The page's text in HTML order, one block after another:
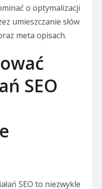
o optymalizacji
umieszczanie słów
meta opisach.
SEO
SEO to niezwykle